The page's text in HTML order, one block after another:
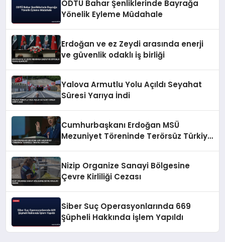
ODTÜ Bahar Şenliklerinde Bayrağa
Yönelik Eyleme Müdahale
Erdoğan ve ez Zeydi arasında enerji
ve güvenlik odaklı iş birliği
Yalova Armutlu Yolu Açıldı Seyahat
Süresi Yarıya İndi
Cumhurbaşkanı Erdoğan MSÜ
Mezuniyet Töreninde Terörsüz Türkiye
Nizip Organize Sanayi Bölgesine
Çevre Kirliliği Cezası
Siber Suç Operasyonlarında 669
Şüpheli Hakkında İşlem Yapıldı